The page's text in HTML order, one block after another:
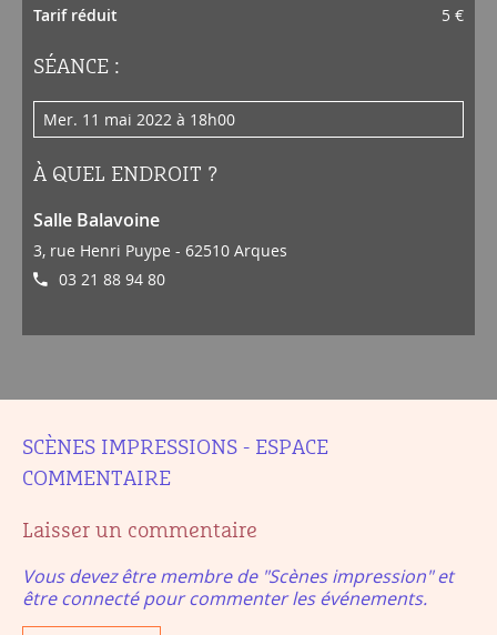
Tarif réduit
5 €
SÉANCE :
mer. 11 mai 2022 à 18h00
À QUEL ENDROIT ?
Salle Balavoine
3, rue Henri Puype - 62510 Arques
03 21 88 94 80
SCÈNES IMPRESSIONS - ESPACE
COMMENTAIRE
Laisser un commentaire
Vous devez être membre de "Scènes impression" et
être connecté pour commenter les événements.